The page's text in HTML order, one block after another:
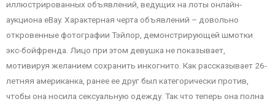
иллюстрированных объявлений, ведущих на лоты онлайн-
аукциона eBay. Характерная черта объявлений – довольно
откровенные фотографии Тэйлор, демонстрирующей шмотки
экс-бойфренда. Лицо при этом девушка не показывает,
мотивируя желанием сохранить инкогнито. Как рассказывает 26-
летняя американка, ранее ее друг был категорически против,
чтобы она носила сексуальную одежду. Так что теперь она полна